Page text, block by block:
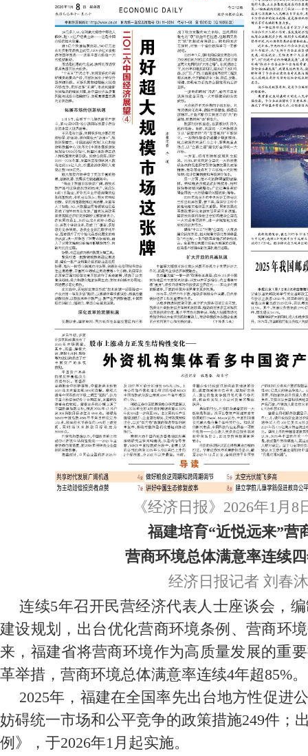
《经济日报》2026年1月8
福建培育“近悦远来”营
营商环境总体满意率连续
经济日报记者 刘春
连续5年召开民营经济代表人士座谈会，
建设规划，出台优化营商环境条例、营商环
来，福建省将营商环境作为高质量发展的重
革举措，营商环境总体满意率连续4年超85%。
2025年，福建在全国率先出台地方性促进
妨碍统一市场和公平竞争的政策措施249件；
例》，于2026年1月起实施。